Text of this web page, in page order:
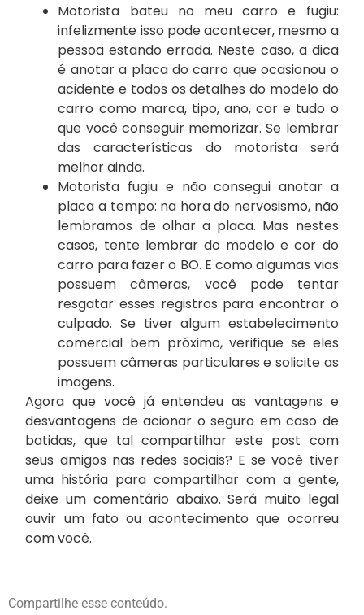
Motorista bateu no meu carro e fugiu:
infelizmente isso pode acontecer, mesmo a
pessoa estando errada. Neste caso, a dica
é anotar a placa do carro que ocasionou o
acidente e todos os detalhes do modelo do
carro como marca, tipo, ano, cor e tudo o
que você conseguir memorizar. Se lembrar
das características do motorista será
melhor ainda.
Motorista fugiu e não consegui anotar a
placa a tempo: na hora do nervosismo, não
lembramos de olhar a placa. Mas nestes
casos, tente lembrar do modelo e cor do
carro para fazer o BO. E como algumas vias
possuem câmeras, você pode tentar
resgatar esses registros para encontrar o
culpado. Se tiver algum estabelecimento
comercial bem próximo, verifique se eles
possuem câmeras particulares e solicite as
imagens.
Agora que você já entendeu as vantagens e
desvantagens de acionar o seguro em caso de
batidas, que tal compartilhar este post com
seus amigos nas redes sociais? E se você tiver
uma história para compartilhar com a gente,
deixe um comentário abaixo. Será muito legal
ouvir um fato ou acontecimento que ocorreu
com você.
Compartilhe esse conteúdo.